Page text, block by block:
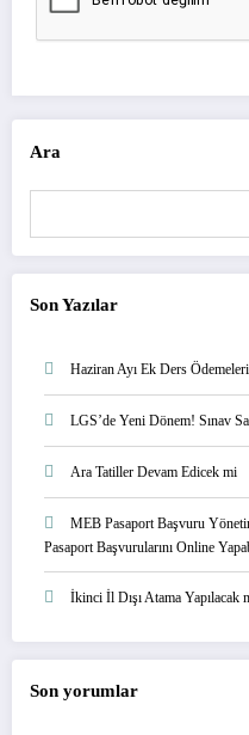
Ara
Son Yazılar
Haziran Ayı Ek Ders
LGS’de Yeni Dönem! Sınav
Ara Tatiller Devam Edicek mi
MEB Pasaport Başvuru
Pasaport Başvurularını Online
İkinci İl Dışı Atama Yapılacak
Son yorumlar